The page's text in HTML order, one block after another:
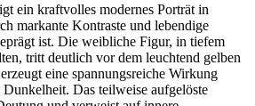
ein kraftvolles modernes Porträt in
markante Kontraste und lebendige
ist. Die weibliche Figur, in tiefem
tritt deutlich vor dem leuchtend gelben
eine spannungsreiche Wirkung
Das teilweise aufgelöste